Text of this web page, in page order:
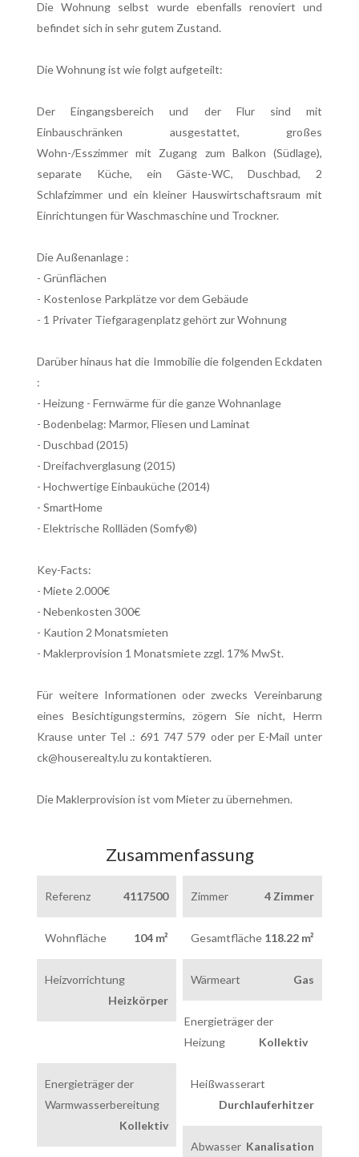
Die Wohnung selbst wurde ebenfalls renoviert und
befindet sich in sehr gutem Zustand.
Die Wohnung ist wie folgt aufgeteilt:
Der Eingangsbereich und der Flur sind mit
Einbauschränken ausgestattet, großes
Wohn-/Esszimmer mit Zugang zum Balkon (Südlage),
separate Küche, ein Gäste-WC, Duschbad, 2
Schlafzimmer und ein kleiner Hauswirtschaftsraum mit
Einrichtungen für Waschmaschine und Trockner.
Die Außenanlage :
- Grünflächen
- Kostenlose Parkplätze vor dem Gebäude
- 1 Privater Tiefgaragenplatz gehört zur Wohnung
Darüber hinaus hat die Immobilie die folgenden Eckdaten
:
- Heizung - Fernwärme für die ganze Wohnanlage
- Bodenbelag: Marmor, Fliesen und Laminat
- Duschbad (2015)
- Dreifachverglasung (2015)
- Hochwertige Einbauküche (2014)
- SmartHome
- Elektrische Rollläden (Somfy®)
Key-Facts:
- Miete 2.000€
- Nebenkosten 300€
- Kaution 2 Monatsmieten
- Maklerprovision 1 Monatsmiete zzgl. 17% MwSt.
Für weitere Informationen oder zwecks Vereinbarung
eines Besichtigungstermins, zögern Sie nicht, Herrn
Krause unter Tel .: 691 747 579 oder per E-Mail unter
ck@houserealty.lu zu kontaktieren.
Die Maklerprovision ist vom Mieter zu übernehmen.
Zusammenfassung
Referenz 4117500 Zimmer 4 Zimmer
Wohnfläche 104 m² Gesamtfläche 118.22 m²
Heizvorrichtung
Heizkörper
Wärmeart Gas
Energieträger der
Heizung
Kollektiv
Heißwasserart
Durchlauferhitzer
Energieträger der
Warmwasserbereitung
Kollektiv
Abwasser Kanalisation